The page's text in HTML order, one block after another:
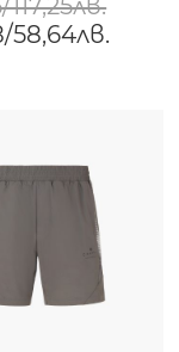
58,64лв.